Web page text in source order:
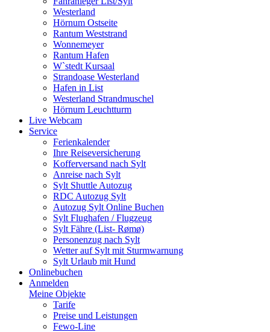
Westerland
Hörnum Ostseite
Rantum Weststrand
Wonnemeyer
Rantum Hafen
W`stedt Kursaal
Strandoase Westerland
Hafen in List
Westerland Strandmuschel
Hörnum Leuchtturm
Live Webcam
Service
Ferienkalender
Ihre Reiseversicherung
Kofferversand nach Sylt
Anreise nach Sylt
Sylt Shuttle Autozug
RDC Autozug Sylt
Autozug Sylt Online Buchen
Sylt Flughafen / Flugzeug
Sylt Fähre (List- Rømø)
Personenzug nach Sylt
Wetter auf Sylt mit Sturmwarnung
Sylt Urlaub mit Hund
Onlinebuchen
Anmelden
Meine Objekte
Tarife
Preise und Leistungen
Fewo-Line